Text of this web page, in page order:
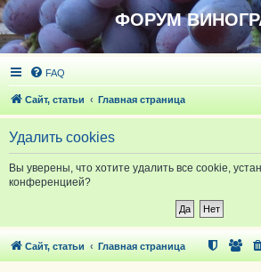
ФОРУМ
FAQ
Сайт, статьи Главная страница
Удалить cookies
Вы уверены, что хотите удалить все cookie,
конференцией?
Сайт, статьи Главная страница